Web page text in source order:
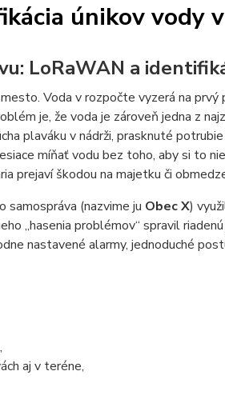
únikov vody
LoRaWAN a
Voda v rozpočte vyzerá na prvý
je, že voda je zároveň jedna z
plaváku v nádrži, prasknuté
míňať vodu bez toho, aby si to
prejaví škodou na majetku či
samospráva (nazvime ju Obec X)
„hasenia problémov“ spravil
nastavené alarmy, jednoduché
aj v teréne,